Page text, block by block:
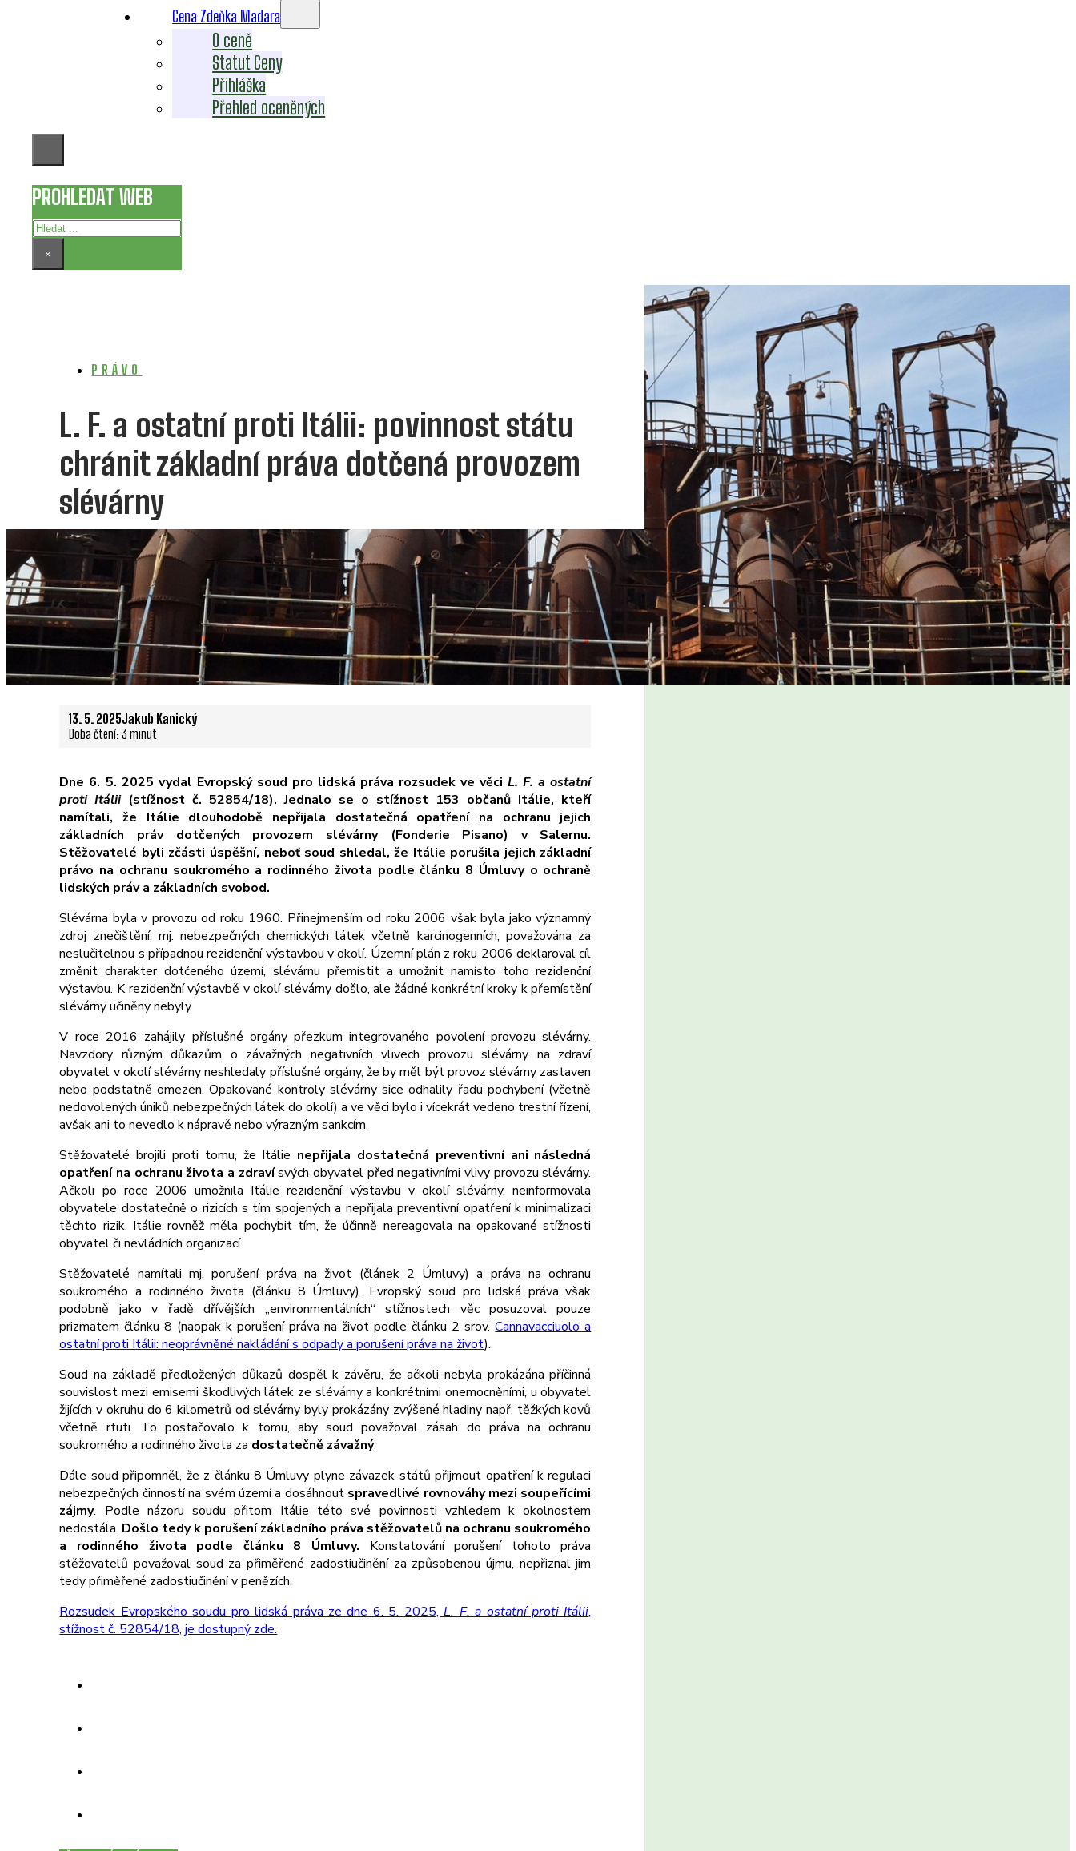
Cena Zdeňka Madara
O ceně
Statut Ceny
Přihláška
Přehled oceněných
PROHLEDAT WEB
Hledat
×
PRÁVO
L. F. a ostatní proti Itálii: povinnost státu
chránit základní práva dotčená provozem
slévárny
13. 5. 2025Jakub Kanický
Doba čtení: 3 minut
Dne 6. 5. 2025 vydal Evropský soud pro lidská práva rozsudek ve věciL. F. a ostatní
proti Itálii(stížnost č. 52854/18). Jednalo se o stížnost 153 občanů Itálie, kteří
namítali, že Itálie dlouhodobě nepřijala dostatečná opatření na ochranu jejich
základních práv dotčených provozem slévárny (Fonderie Pisano) v Salernu.
Stěžovatelé byli zčásti úspěšní, neboť soud shledal, že Itálie porušila jejich základní
právo na ochranu soukromého a rodinného života podle článku 8 Úmluvy o ochraně
lidských práv a základních svobod.
Slévárna byla v provozu od roku 1960. Přinejmenším od roku 2006 však byla jako významný
zdroj znečištění, mj. nebezpečných chemických látek včetně karcinogenních, považována za
neslučitelnou s případnou rezidenční výstavbou v okolí. Územní plán z roku 2006 deklaroval cíl
změnit charakter dotčeného území, slévárnu přemístit a umožnit namísto toho rezidenční
výstavbu. K rezidenční výstavbě v okolí slévárny došlo, ale žádné konkrétní kroky k přemístění
slévárny učiněny nebyly.
V roce 2016 zahájily příslušné orgány přezkum integrovaného povolení provozu slévárny.
Navzdory různým důkazům o závažných negativních vlivech provozu slévárny na zdraví
obyvatel v okolí slévárny neshledaly příslušné orgány, že by měl být provoz slévárny zastaven
nebo podstatně omezen. Opakované kontroly slévárny sice odhalily řadu pochybení (včetně
nedovolených úniků nebezpečných látek do okolí) a ve věci bylo i vícekrát vedeno trestní řízení,
avšak ani to nevedlo k nápravě nebo výrazným sankcím.
Stěžovatelé brojili proti tomu, že Itálie nepřijala dostatečná preventivní ani následná
opatření na ochranu života a zdravísvých obyvatel před negativními vlivy provozu slévárny.
Ačkoli po roce 2006 umožnila Itálie rezidenční výstavbu v okolí slévárny, neinformovala
obyvatele dostatečně o rizicích s tím spojených a nepřijala preventivní opatření k minimalizaci
těchto rizik. Itálie rovněž měla pochybit tím, že účinně nereagovala na opakované stížnosti
obyvatel či nevládních organizací.
Stěžovatelé namítali mj. porušení práva na život (článek 2 Úmluvy) a práva na ochranu
soukromého a rodinného života (článku 8 Úmluvy). Evropský soud pro lidská práva však
podobně jako v řadě dřívějších „environmentálních“ stížnostech věc posuzoval pouze
prizmatem článku 8 (naopak k porušení práva na život podle článku 2 srov.Cannavacciuolo a
ostatní proti Itálii: neoprávněné nakládání s odpady a porušení práva na život).
Soud na základě předložených důkazů dospěl k závěru, že ačkoli nebyla prokázána příčinná
souvislost mezi emisemi škodlivých látek ze slévárny a konkrétními onemocněními, u obyvatel
žijících v okruhu do 6 kilometrů od slévárny byly prokázány zvýšené hladiny např. těžkých kovů
včetně rtuti. To postačovalo k tomu, aby soud považoval zásah do práva na ochranu
soukromého a rodinného života za dostatečně závažný.
Dále soud připomněl, že z článku 8 Úmluvy plyne závazek států přijmout opatření k regulaci
nebezpečných činností na svém území a dosáhnout spravedlivé rovnováhy mezi soupeřícími
zájmy. Podle názoru soudu přitom Itálie této své povinnosti vzhledem k okolnostem
nedostála. Došlo tedy k porušení základního práva stěžovatelů na ochranu soukromého
a rodinného života podle článku 8 Úmluvy. Konstatování porušení tohoto práva
stěžovatelů považoval soud za přiměřené zadostiučinění za způsobenou újmu, nepřiznal jim
tedy přiměřené zadostiučinění v penězích.
Rozsudek Evropského soudu pro lidská práva ze dne 6. 5. 2025,L. F. a ostatní proti Itálii,
stížnost č. 52854/18, je dostupný zde.